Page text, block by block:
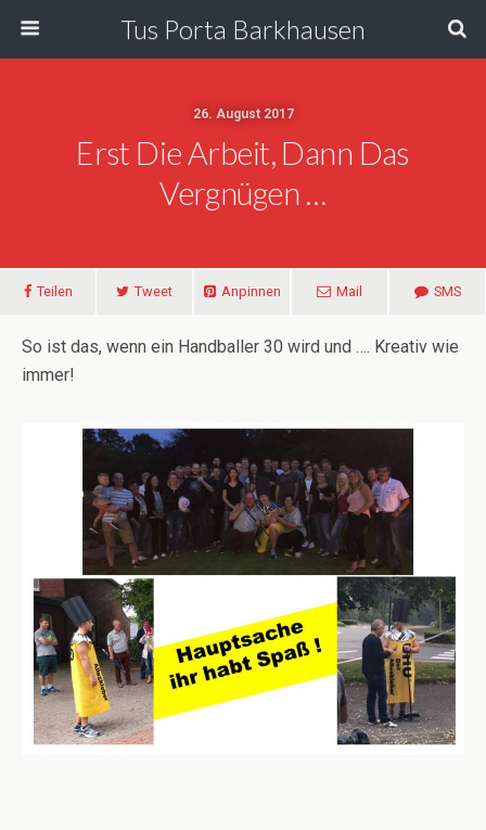
Tus Porta Barkhausen
26. August 2017
Erst Die Arbeit, Dann Das
Vergnügen …
Teilen Tweet Anpinnen Mail SMS
So ist das, wenn ein Handballer 30 wird und …. Kreativ wie
immer!